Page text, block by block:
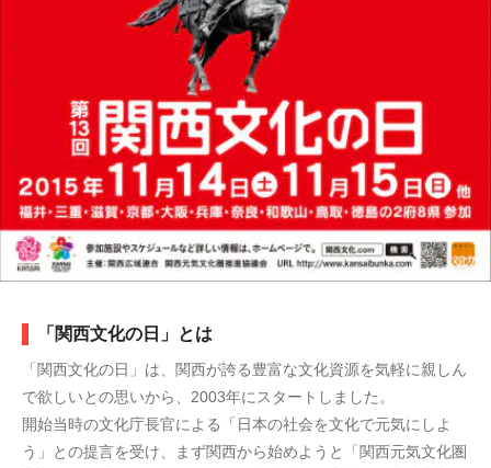
「関西文化の日」とは
「関西文化の日」は、関西が誇る豊富な文化資源を気軽に親しん
で欲しいとの思いから、2003年にスタートしました。
開始当時の文化庁長官による「日本の社会を文化で元気にしよ
う」との提言を受け、まず関西から始めようと「関西元気文化圏